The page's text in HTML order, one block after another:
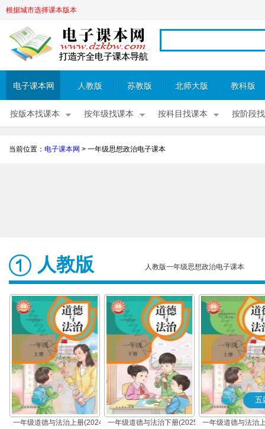
根据城市选择课本版本
电子课本网 人教版 苏教版 北师大版 教科版
按版本找课本 按年级找课本 按科目找课本 按阶段
当前位置： 电子课本网 > 一年级思想政治电子课本
人教版 人教版一年级思想政治电子课本
一年级道德与法治上册(2024
一年级道德与法治下册(2025
五
一年级道德与法治